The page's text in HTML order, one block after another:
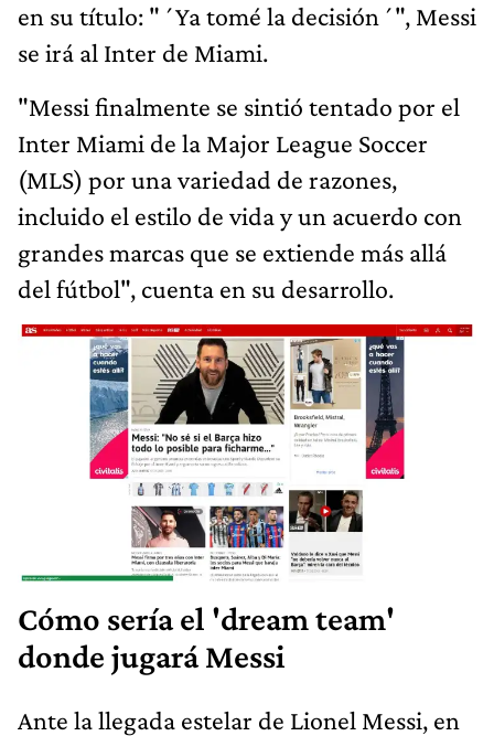
en su título: "´Ya tomé la decisión´", Messi
se irá al Inter de Miami.
"Messi finalmente se sintió tentado por el
Inter Miami de la Major League Soccer
(MLS) por una variedad de razones,
incluido el estilo de vida y un acuerdo con
grandes marcas que se extiende más allá
del fútbol", cuenta en su desarrollo.
Cómo sería el 'dream team'
donde jugará Messi
Ante la llegada estelar de Lionel Messi, en